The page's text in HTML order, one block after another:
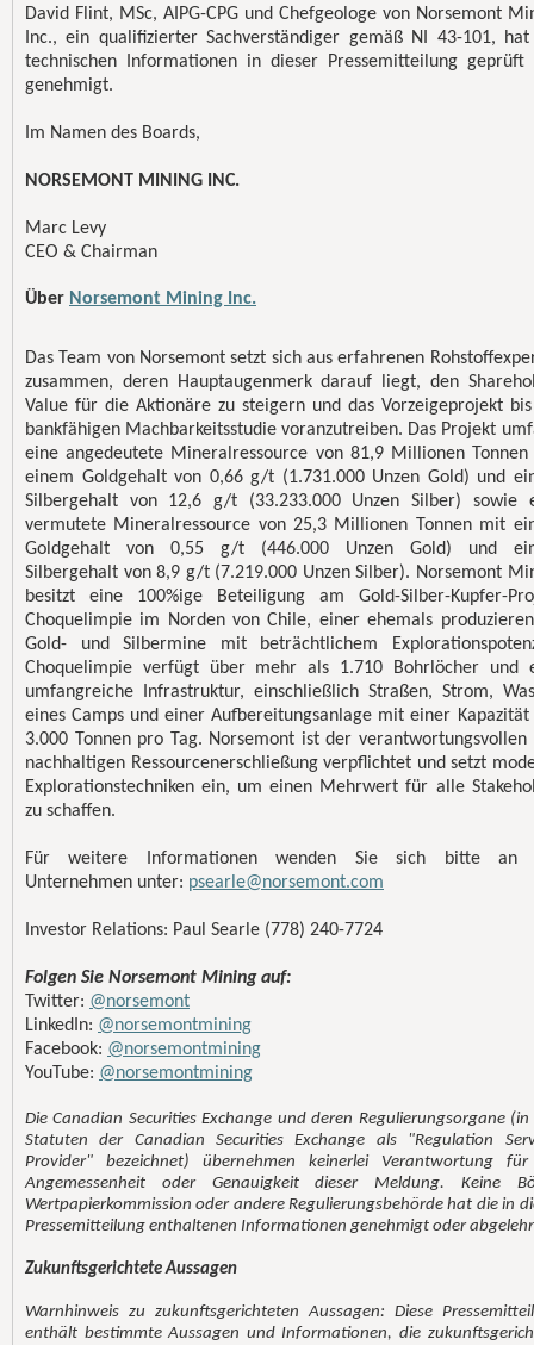
David Flint, MSc, AIPG-CPG und Chefgeologe von Norsemont
Inc., ein qualifizierter Sachverständiger gemäß NI 43-101,
technischen Informationen in dieser Pressemitteilung geprüft
genehmigt.
Im Namen des Boards,
NORSEMONT MINING INC.
Marc Levy
CEO & Chairman
Über Norsemont Mining Inc.
Das Team von Norsemont setzt sich aus erfahrenen
zusammen, deren Hauptaugenmerk darauf liegt, den
Value für die Aktionäre zu steigern und das Vorzeigeprojekt
bankfähigen Machbarkeitsstudie voranzutreiben. Das Projekt
eine angedeutete Mineralressource von 81,9 Millionen
einem Goldgehalt von 0,66 g/t (1.731.000 Unzen Gold) und
Silbergehalt von 12,6 g/t (33.233.000 Unzen Silber) sowie
vermutete Mineralressource von 25,3 Millionen Tonnen mit
Goldgehalt von 0,55 g/t (446.000 Unzen Gold) und
Silbergehalt von 8,9 g/t (7.219.000 Unzen Silber). Norsemont
besitzt eine 100%ige Beteiligung am Gold-Silber-Kupfer-
Choquelimpie im Norden von Chile, einer ehemals
Gold- und Silbermine mit beträchtlichem
Choquelimpie verfügt über mehr als 1.710 Bohrlöcher und
umfangreiche Infrastruktur, einschließlich Straßen, Strom,
eines Camps und einer Aufbereitungsanlage mit einer Kapazität
3.000 Tonnen pro Tag. Norsemont ist der verantwortungsvollen
nachhaltigen Ressourcenerschließung verpflichtet und setzt
Explorationstechniken ein, um einen Mehrwert für alle
zu schaffen.
Für weitere Informationen wenden Sie sich bitte an
Unternehmen unter: psearle@norsemont.com
Investor Relations: Paul Searle (778) 240-7724
Folgen Sie Norsemont Mining auf:
Twitter: @norsemont
LinkedIn: @norsemontmining
Facebook: @norsemontmining
YouTube: @norsemontmining
Die Canadian Securities Exchange und deren Regulierungsorgane (in
Statuten der Canadian Securities Exchange als "Regulation
Provider" bezeichnet) übernehmen keinerlei Verantwortung
Angemessenheit oder Genauigkeit dieser Meldung. Keine
Wertpapierkommission oder andere Regulierungsbehörde hat die in
Pressemitteilung enthaltenen Informationen genehmigt oder
Zukunftsgerichtete Aussagen
Warnhinweis zu zukunftsgerichteten Aussagen: Diese
enthält bestimmte Aussagen und Informationen, die